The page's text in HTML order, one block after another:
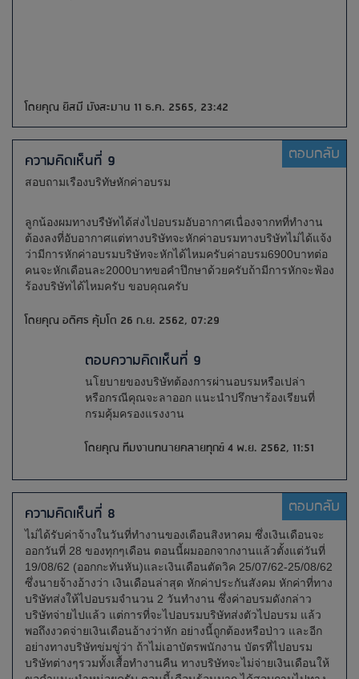
โดยคุณ ยิสมี มังสะมาน 11 ธ.ค. 2565, 23:42
ความคิดเห็นที่ 9 ตอบกลับ
สอบถามเรืองบริทัษหักค่าอบรม
ลูกน้องผมทางบรืษัทได้ส่งไปอบรมอับอากาศเนื่องจากทที่ทำงาน
ต้องลงที่อับอากาศแต่ทางบริษัทจะหักค่าอบรมทางบริษัทไม่ได้แจ้ง
ว่ามีการหักค่าอบรมบริษัทจะหักได้ไหมครับค่าอบรม6900บาทต่อ
คนจะหักเดือนละ2000บาทขอคำปึกษาด้วยครับถ้ามีการหักจะฟ้อง
ร้องบริษัทได้ไหมครับ ขอบคุณครับ
โดยคุณ อดิศร คุ้มโต 26 ก.ย. 2562, 07:29
ตอบความคิดเห็นที่ 9
นโยบายของบริษัทต้องการผ่านอบรมหรือเปล่า
หรือกรณีคุณจะลาออก แนะนำปรึกษาร้องเรียนที่
กรมคุ้มครองแรงงาน
โดยคุณ ทีมงานทนายคลายทุกข์ 4 พ.ย. 2562, 11:51
ความคิดเห็นที่ 8 ตอบกลับ
ไม่ได้รับค่าจ้างในวันที่ทำงานของเดือนสิงหาคม ซึ่งเงินเดือนจะ
ออกวันที่ 28 ของทุกๆเดือน ตอนนี้ผมออกจากงานแล้วตั้งแต่วันที่
19/08/62 (ออกกะทันหัน)และเงินเดือนตัดวิค 25/07/62-25/08/62
ซึ่งนายจ้างอ้างว่า เงินเดือนล่าสุด หักค่าประกันสังคม หักค่าที่ทาง
บริษัทส่งให้ไปอบรมจำนวน 2 วันทำงาน ซึ่งค่าอบรมดังกล่าว
บริษัทจ่ายไปแล้ว แต่การที่จะไปอบรมบริษัทส่งตัวไปอบรม แล้ว
พอถึงงวดจ่ายเงินเดือนอ้างว่าหัก อย่างนี้ถูกต้องหรือป่าว และอีก
อย่างทางบริษัทข่มขู่ว่า ถ้าไม่เอาบัตรพนักงาน บัตรที่ไปอบรม
บริษัทต่างๆรวมทั้งเสื้อทำงานคืน ทางบริษัทจะไม่จ่ายเงินเดือนให้